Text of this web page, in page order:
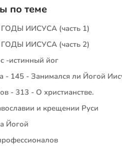
по теме
ИИСУСА (часть 1)
ИИСУСА (часть 2)
-истинный йог
- 145 - Занимался ли Йогой
- 313 - О христианстве.
и крещении Руси
Йогой